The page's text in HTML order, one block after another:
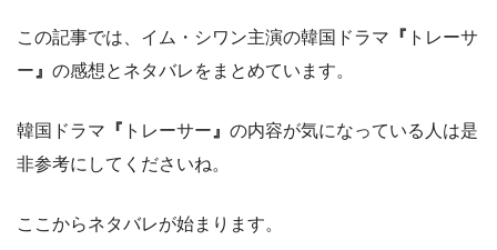
この記事では、イム・シワン主演の韓国ドラマ 『 トレーサ
ー』 の感想とネタバレをまとめています。
韓国ドラマ 『 トレーサー』 の内容が気になっている人は是
非参考にしてくださいね。
ここからネタバレが始まります。